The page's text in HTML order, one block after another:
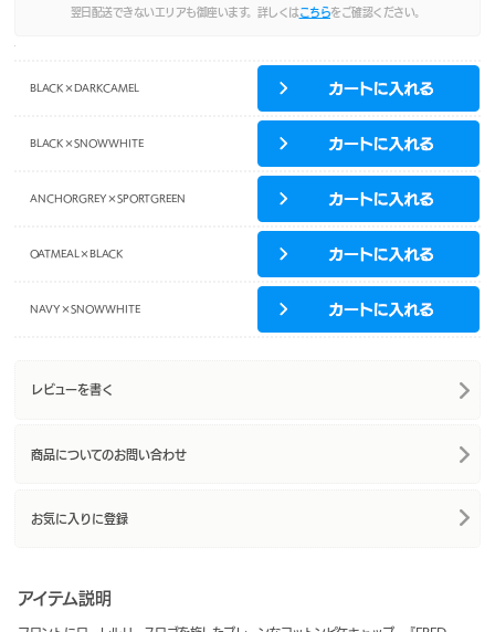
翌日配送できないエリアも御座います。詳しくは こちらをご確認ください。
BLACK×DARKCAMEL
BLACK×SNOWWHITE
ANCHORGREY×SPORTGREEN
OATMEAL×BLACK
NAVY×SNOWWHITE
レビューを書く
商品についてのお問い合わせ
お気に入りに登録
アイテム説明